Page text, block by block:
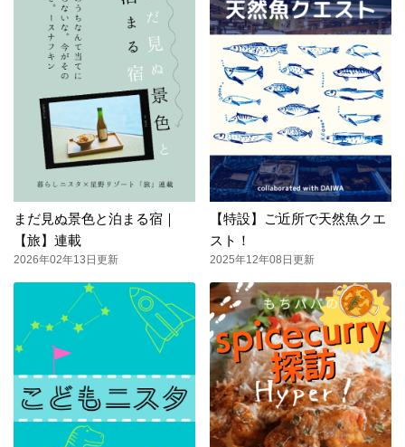
まだ見ぬ景色と泊まる宿｜
【旅】連載
2026年02年13日更新
【特設】ご近所で天然魚クエ
スト！
2025年12年08日更新